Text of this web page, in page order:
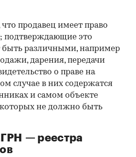
продавец имеет право
подтверждающие это
различными, например
дарения, передачи
о праве на
случае в них содержатся
и самом объекте
не должно быть
— реестра